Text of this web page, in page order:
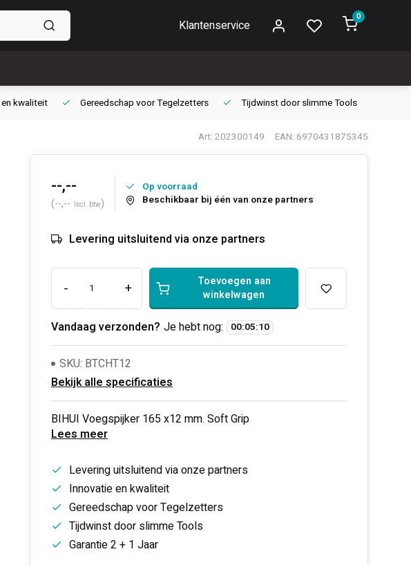
Klantenservice
0
en kwaliteit Gereedschap voorTegelzetters Tijdwinst doorslimme Tools
Art: 202300149 EAN: 6970431875345
--,--
(--,-- Incl. btw)
Op voorraad
Beschikbaar bij één van onze partners
Levering uitsluitend via onze partners
- +
Toevoegen aan
winkelwagen
Vandaag verzonden? Je hebt nog: 00:05:10
SKU: BTCHT12
Bekijk alle specificaties
BIHUI Voegspijker 165 x12 mm. Soft Grip
Lees meer
Levering uitsluitend via onze partners
Innovatie en kwaliteit
Gereedschap voor Tegelzetters
Tijdwinst door slimme Tools
Garantie 2 + 1 Jaar